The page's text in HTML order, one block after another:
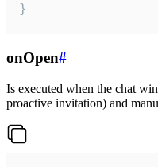
}
onOpen#
Is executed when the chat
proactive invitation) and